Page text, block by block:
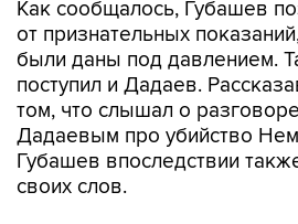
были даны под давлением.
поступил и Дадаев.
том, что слышал о
Дадаевым про убийство
Губашев впоследствии
своих слов.
На скамье подсудимых по